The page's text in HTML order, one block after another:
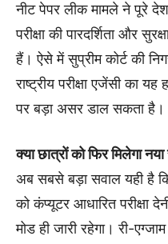
नीट पेपर लीक मामले ने पूरे
परीक्षा की पारदर्शिता और
हैं। ऐसे में सुप्रीम कोर्ट की
राष्ट्रीय परीक्षा एजेंसी का यह
पर बड़ा असर डाल सकता है।
क्या छात्रों को फिर मिलेगा
अब सबसे बड़ा सवाल यही है
को कंप्यूटर आधारित परीक्षा
मोड ही जारी रहेगा। री-